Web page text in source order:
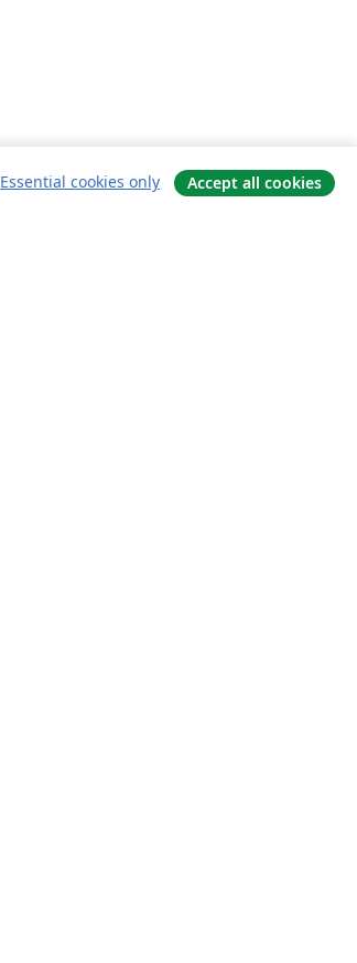
Essential cookies only Accept all cookies